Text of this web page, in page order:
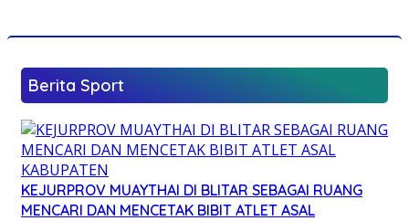
Berita Sport
KEJURPROV MUAYTHAI DI BLITAR SEBAGAI RUANG
MENCARI DAN MENCETAK BIBIT ATLET ASAL